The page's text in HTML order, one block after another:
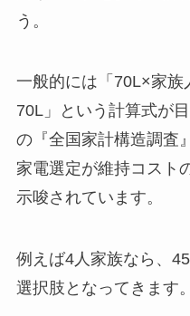
う。
一般的には「70L×家
70L」という計算式が
の『全国家計構造調査
家電選定が維持コスト
示唆されています。
例えば4人家族なら、
選択肢となってきます。